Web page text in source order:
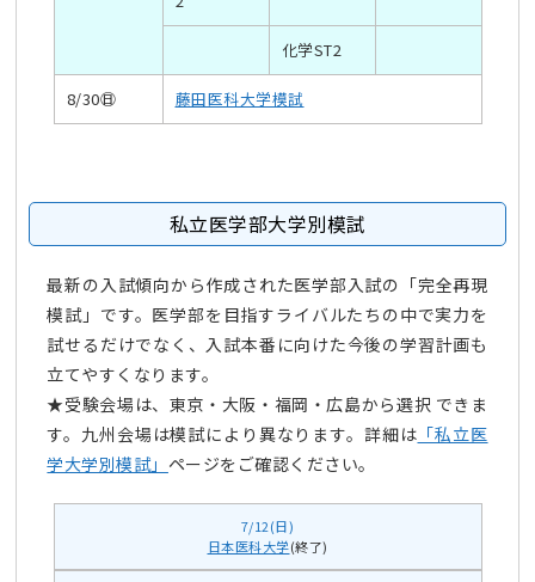
化学ST2
8/30㊐ 藤田医科大学模試
私立医学部大学別模試
最新の入試傾向から作成された医学部入試の「完全再現
模試」です。医学部を目指すライバルたちの中で実力を
試せるだけでなく、入試本番に向けた今後の学習計画も
立てやすくなります。
★受験会場は、東京・大阪・福岡・広島から選択 できま
す。九州会場は模試により異なります。詳細は 「私立医
学大学別模試」 ページをご確認ください。
7/12(日)
日本医科大学(終了)